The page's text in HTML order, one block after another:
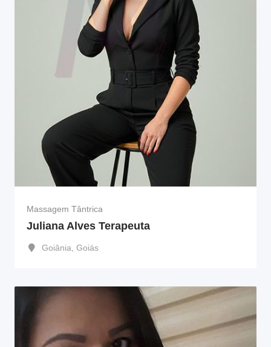
Massagem Tântrica
Juliana Alves Terapeuta
Goiânia Goiás